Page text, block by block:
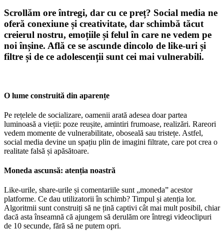
Scrollăm ore întregi, dar cu ce preț? Social media ne
oferă conexiune și creativitate, dar schimbă tăcut
creierul nostru, emoțiile și felul în care ne vedem pe
noi înșine. Află ce se ascunde dincolo de like-uri și
filtre și de ce adolescenții sunt cei mai vulnerabili.
O lume construită din aparențe
Pe rețelele de socializare, oamenii arată adesea doar partea
luminoasă a vieții: poze reușite, amintiri frumoase, realizări. Rareori
vedem momente de vulnerabilitate, oboseală sau tristețe. Astfel,
social media devine un spațiu plin de imagini filtrate, care pot crea o
realitate falsă și apăsătoare.
Moneda ascunsă: atenția noastră
Like-urile, share-urile și comentariile sunt „moneda” acestor
platforme. Ce dau utilizatorii în schimb? Timpul și atenția lor.
Algoritmii sunt construiți să ne țină captivi cât mai mult posibil, chiar
dacă asta înseamnă că ajungem să derulăm ore întregi videoclipuri
de 10 secunde, fără să ne putem opri.